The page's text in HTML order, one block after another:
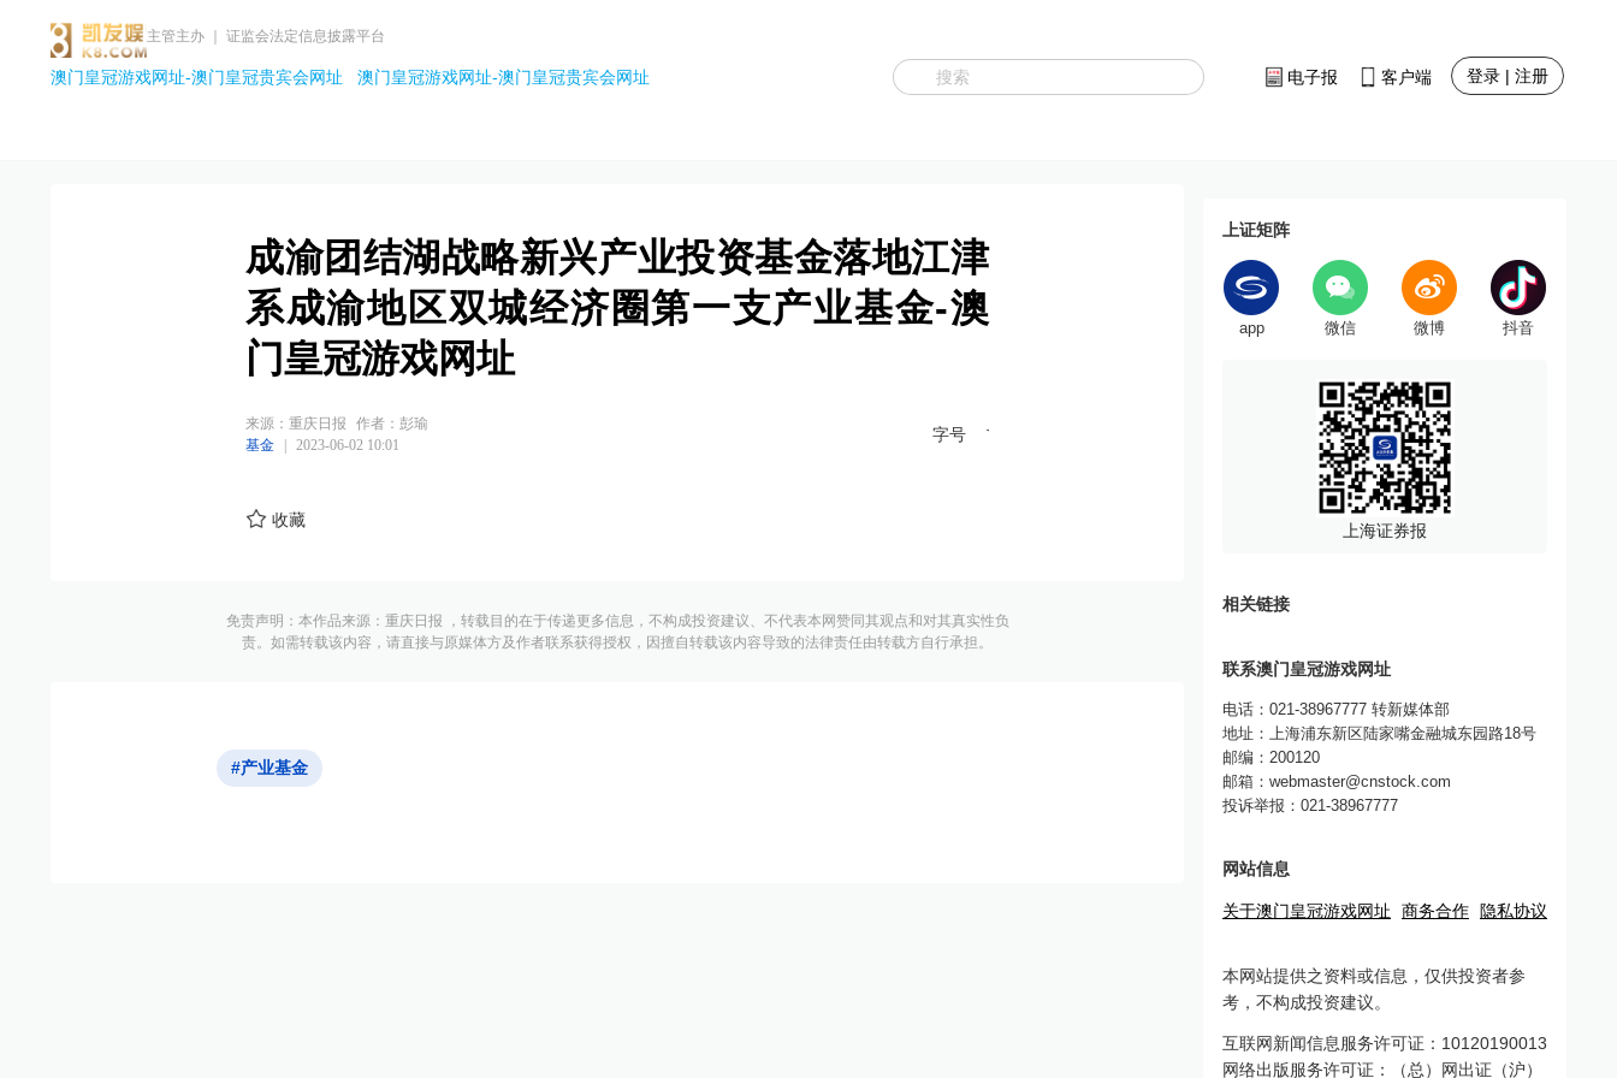
主管主办 ｜ 证监会法定信息披露平台
澳门皇冠游戏网址-澳门皇冠贵宾会网址 澳门皇冠游戏网址-澳门皇冠贵宾会网址 电子报 客户端 登录 | 注册
成渝团结湖战略新兴产业投资基金落地江津
系成渝地区双城经济圈第一支产业基金-澳
门皇冠游戏网址
来源：重庆日报
作者：彭瑜
基金
2023-06-02 10:01
字号
收藏
免责声明：本作品来源：重庆日报 ，转载目的在于传递更多信息，不构成投资建议、不代表本网赞同其观点和对其真实性负
责。如需转载该内容，请直接与原媒体方及作者联系获得授权，因擅自转载该内容导致的法律责任由转载方自行承担。
#产业基金
上证矩阵
app 微信 微博 抖音
上海证券报
相关链接
联系澳门皇冠游戏网址
电话：021-38967777 转新媒体部
地址：上海浦东新区陆家嘴金融城东园路18号
邮编：200120
邮箱： webmaster@cnstock.com
投诉举报：021-38967777
网站信息
关于澳门皇冠游戏网址 商务合作 隐私协议
本网站提供之资料或信息，仅供投资者参
考，不构成投资建议。
互联网新闻信息服务许可证：10120190013
网络出版服务许可证：（总）网出证（沪）